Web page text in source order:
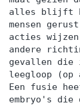
alles blijft bij
mensen
acties
andere
gevallen die
leegloop (op
Een fusie
embryo's die